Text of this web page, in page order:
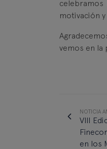
celebramos
motivación
vemos en la
NOTICIA
VIII
en los